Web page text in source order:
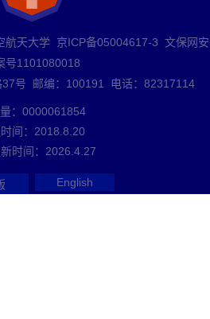
航天大学 京ICP备05004617-3 文保网安
号1101080018
37号 邮编：100191 电话：82317114
： 0000061854
间： 2018 8 20
时间： 2026 4 27
English